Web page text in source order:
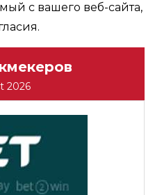
с вашего веб-сайта,
2026